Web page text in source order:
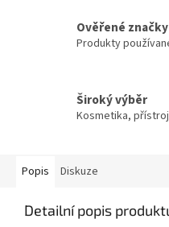
Ověřené značky
Produkty
Široký výběr
Kosmetika,
Popis Diskuze
Detailní popis